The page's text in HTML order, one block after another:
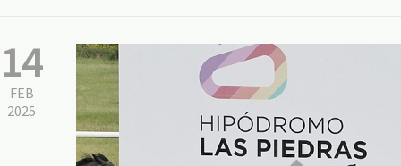
14
FEB
2025